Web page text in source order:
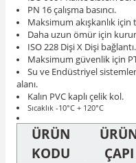
PN 16 çalışma basıncı.
Maksimum akışkanlık için
Daha uzun ömür için
ISO 228 Dişi X Dişi bağlantı.
Maksimum güvenlik için
Su ve Endüstriyel
alanı.
Kalın PVC kaplı çelik kol.
Sıcaklık -10°C + 120°C
ÜRÜN
KODU
ÇAPI